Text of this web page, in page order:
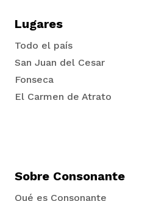
Lugares
Todo el país
San Juan del Cesar
Fonseca
El Carmen de Atrato
Sobre Consonante
Qué es Consonante